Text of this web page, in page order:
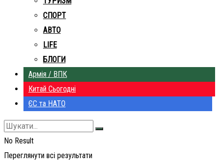
СПОРТ
АВТО
LIFE
БЛОГИ
Армія / ВПК
Китай Сьогодні
ЄС та НАТО
No Result
Переглянути всі результати